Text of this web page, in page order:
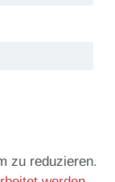
zu reduzieren.